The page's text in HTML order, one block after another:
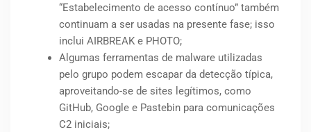
“Estabelecimento de acesso contínuo” também
continuam a ser usadas na presente fase; isso
inclui AIRBREAK e PHOTO;
Algumas ferramentas de malware utilizadas
pelo grupo podem escapar da detecção típica,
aproveitando-se de sites legítimos, como
GitHub, Google e Pastebin para comunicações
C2 iniciais;